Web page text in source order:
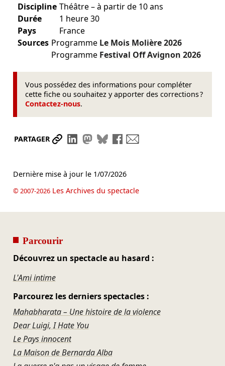
Discipline Théâtre – à partir de 10 ans
Durée
1 heure 30
Pays
France
Sources Programme Le Mois Molière2026
Programme Festival Off Avignon 2026
Vous possédez des informations pour compléter
cette fiche ou souhaitez y apporter des corrections ?
Contactez-nous.
PARTAGER Partager le lien
Partager sur LinkedIn
Partager sur Mastodon
Partager sur Bluesky
Partager sur Facebook
Dernière mise à jour le 1/07/2026
© 2007-2026Les Archives du spectacle
Parcourir
Découvrez un spectacle au hasard :
L'Ami intime
Parcourez les derniers spectacles :
Mahabharata – Une histoire de la violence
Dear Luigi, I Hate You
Le Pays innocent
La Maison de Bernarda Alba